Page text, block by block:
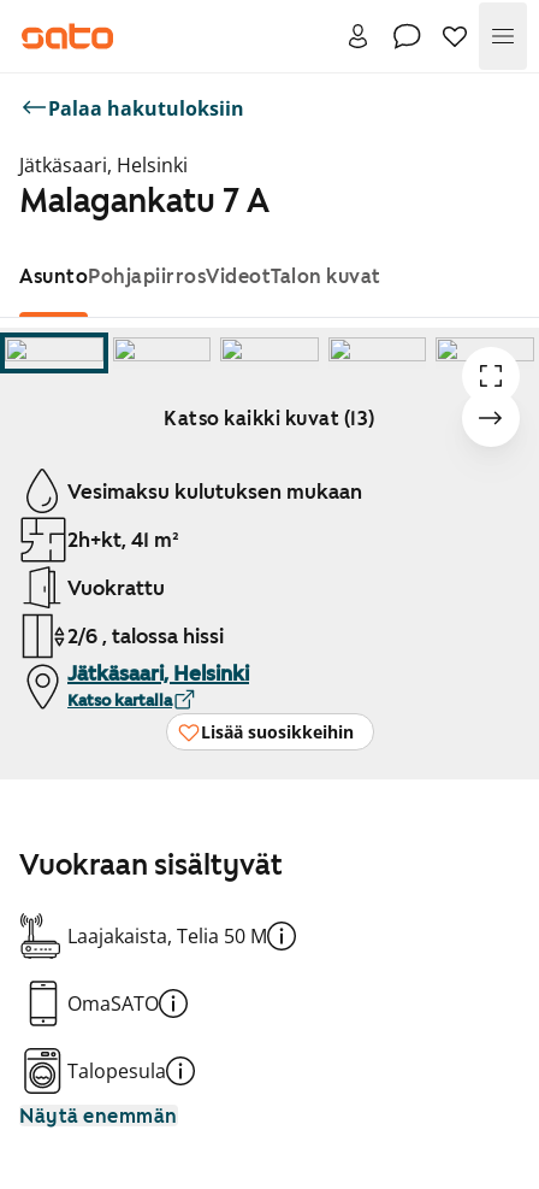
Palaa hakutuloksiin
Jätkäsaari, Helsinki
Malagankatu 7 A
AsuntoPohjapiirrosVideotTalon kuvat
Katso kaikki kuvat (13)
Näytetään dia 1 / 13
Vesimaksu kulutuksen mukaan
2h+kt, 41 m²
Vuokrattu
2/6 , talossa hissi
Jätkäsaari, Helsinki
Katso kartalla
Lisää suosikkeihin
Vuokraan sisältyvät
Laajakaista, Telia 50 M
OmaSATO
Talopesula
Näytä enemmän